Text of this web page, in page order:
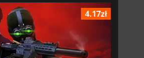
4.17zł